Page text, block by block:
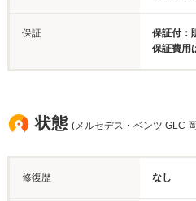
保証
保証付：
保証費用
状態 (メルセデス・ベンツ GLC
修復歴 なし